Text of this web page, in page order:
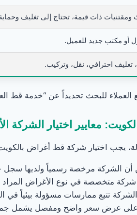
ومقتنيات ذات قيمة، تحتاج إلى تغليف
أو مكتب جديد للعميل.
تغليف احترافي، نقل، وتركيب.
العملاء للبحث تحديداً عن “خدمة قط
معايير اختيار الشركة
يجب اختيار شركة قط أغراض بالكويت
أن الشركة مرخصة رسمياً ولديها سجل
شركة متخصصة في نوع الأغراض المراد
الشركة تتبع ممارسات مسؤولة بيئياً في
عرض سعر واضح ومفصل يشمل